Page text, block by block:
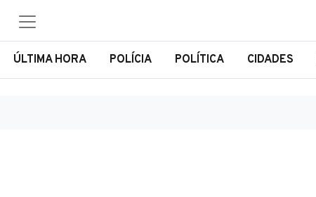
ÚLTIMA HORA POLÍCIA POLÍTICA CIDADES